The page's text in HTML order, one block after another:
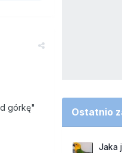
górkę" Ostatnio
Jaka